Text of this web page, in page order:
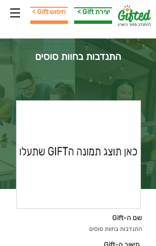
< Gift חיפוש < Gift יצירת
התנדבות בחוות סוסים
שם ה-Gift
התנדבות בחוות סוסים